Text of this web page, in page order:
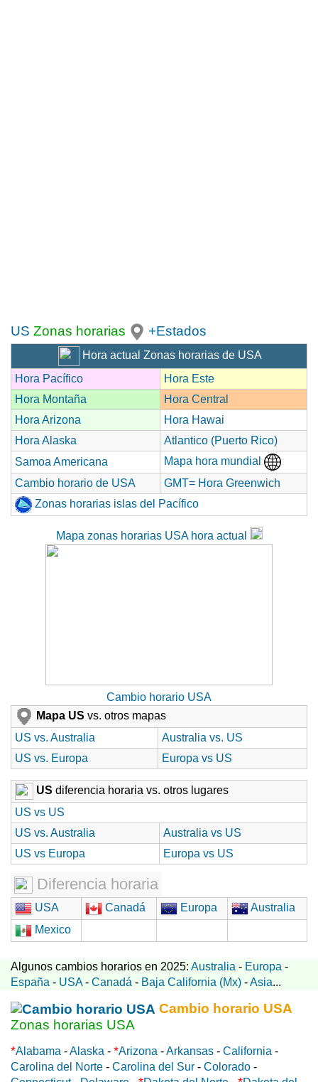
US Zonas horarias +Estados
Hora actual Zonas horarias de USA
Hora Pacífico
Hora Este
Hora Montaña
Hora Central
Hora Arizona
Hora Hawai
Hora Alaska
Atlantico (Puerto Rico)
Samoa Americana
Mapa hora mundial
Cambio horario de USA
GMT= Hora Greenwich
Zonas horarias islas del Pacífico
Mapa zonas horarias USA hora actual
Cambio horario USA
Mapa US vs. otros mapas
US vs. Australia
Australia vs. US
US vs. Europa
Europa vs US
US diferencia horaria vs. otros lugares
US vs US
US vs. Australia
Australia vs US
US vs Europa
Europa vs US
Diferencia horaria
USA Canadá Europa
Australia
Mexico
Algunos cambios horarios en 2025: Australia - Europa -
España - USA- Canadá - Baja California (Mx) -Asia...
Cambio horario USA
Zonas horarias USA
*Alabama -Alaska - *Arizona -Arkansas - California -
Carolina del Norte - Carolina del Sur - Colorado -